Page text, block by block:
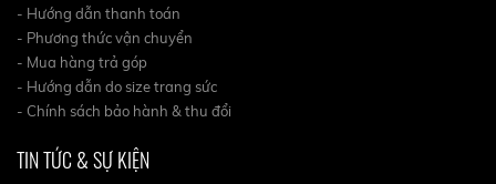
- Hướng dẫn thanh toán
- Phương thức vận chuyển
- Mua hàng trả góp
- Hướng dẫn do size trang sức
- Chính sách bảo hành & thu đổi
TIN TỨC & SỰ KIỆN